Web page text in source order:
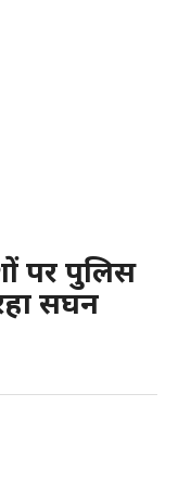
पर पुलिस
सघन